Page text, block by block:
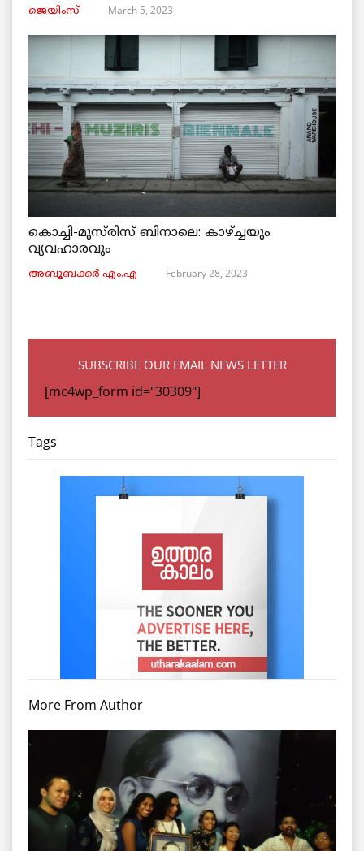
ജെയിംസ്
March 5, 2023
കൊച്ചി-മുസ്‌രിസ് ബിനാലെ: കാഴ്ച്ചയും
വ്യവഹാരവും
അബൂബക്കർ എം.എ February 28, 2023
SUBSCRIBE OUR EMAIL NEWS LETTER
[mc4wp_form id="30309"]
Tags
More From Author